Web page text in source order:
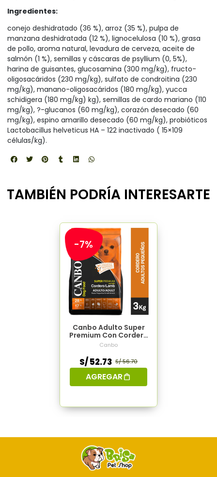
Ingredientes:
conejo deshidratado (36 %), arroz (35 %), pulpa de
manzana deshidratada (12 %), lignocelulosa (10 %), grasa
de pollo, aroma natural, levadura de cerveza, aceite de
salmón (1 %), semillas y cáscaras de psyllium (0, 5%),
harina de guisantes, glucosamina (300 mg/kg), fructo-
oligosacáridos (230 mg/kg), sulfato de condroitina (230
mg/kg), manano-oligosacáridos (180 mg/kg), yucca
schidigera (180 mg/kg) kg), semillas de cardo mariano (110
mg/kg), ?-glucanos (60 mg/kg), corazón desecado (60
mg/kg), espino amarillo desecado (60 mg/kg), probióticos
Lactobacillus helveticus HA – 122 inactivado ( 15×109
células/kg).
TAMBIÉN PODRÍA INTERESARTE
-7%
Canbo Adulto Super
Premium Con Cordero
- Razas Pequeñas 3kg
Canbo
S/ 56.70
S/ 52.73
AGREGAR